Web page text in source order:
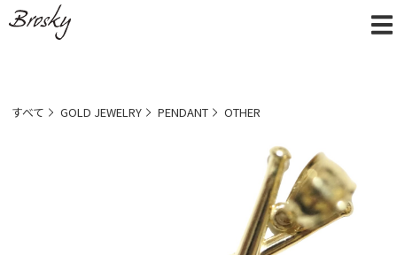
すべて GOLD JEWELRY PENDANT OTHER